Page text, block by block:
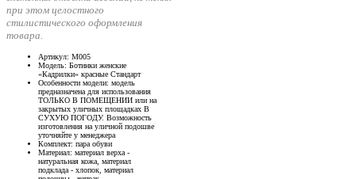
при этом целостного
стилистического оформления
товара.
Артикул: М005
Модель: Ботинки женские
«Кадрилки» красные Стандарт
Особенности модели: модель
предназначена для использования
ТОЛЬКО В ПОМЕЩЕНИИ или на
закрытых уличных площадках В
СУХУЮ ПОГОДУ. Возможность
изготовления на уличной подошве
уточняйте у менеджера
Комплект: пара обуви
Материал: материал верха -
натуральная кожа, материал
подклада - хлопок, материал